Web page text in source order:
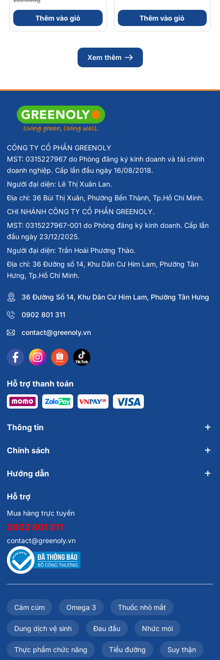
Đối tượng sử dụng
Phù hợp cho mọi loại da, đặc biệt là da thường đến da
khô/hỗn hợp thiên khô.
Có thể sử dụng cho da mặt và toàn thân. Thích hợp sử
dụng hàng ngày và trong các hoạt động ngoài trời.
Hướng dẫn sử dụng
• Dùng sau bước dưỡng da buổi sáng, lấy một lượng vừa
đủ ra tay và dàn đều lên toàn bộ khuôn mặt và vùng da
cần được bảo vệ. Để đạt hiệu quả cao nhất, nên thoa lại
sau khi tiếp xúc nhiều với nước hoặc lau bằng khăn lau.
• Lượng sử dụng: 2mg/1cm2 da
• Thích hợp sử dụng hàng ngày và trong các hoạt động
ngoài trời.
• Có thể dùng làm lớp lót trang điểm bảo vệ da.
• Dễ dàng làm sạch với sữa rửa mặt.
Bảo quản ở nơi khô ráo, thoáng mát, tránh ánh nắng trực
tiếp.
Mua chính hãng ở đâu?
và làm đẹp chính hãng của các nhãn hàng uy tín trên thế
giới, bạn có thể đặt hàng bằng cách:
- Thêm vào giỏ hàng hoặc Mua ngay trên trang thông tin
sản phẩm.
- Gọi điện thoại hoặc nhắn tin qua Zalo:
56gram 82kcal
Thêm vào giỏ
30 Viên
Thêm vào giỏ
Xem thêm
CÔNG TY CỔ PHẦN GREENOLY
MST: 0315227967 do Phòng đăng ký kinh doanh và tài chính
doanh nghiệp. Cấp lần đầu ngày 16/08/2018.
Người đại diện: Lê Thị Xuân Lan.
Địa chỉ: 36 Bùi Thị Xuân, Phường Bến Thành, Tp.Hồ Chí Minh.
CHI NHÁNH CÔNG TY CỔ PHẦN GREENOLY.
MST: 0315227967-001 do Phòng đăng ký kinh doanh. Cấp lần
đầu ngày 23/12/2025.
Người đại diện: Trần Hoài Phương Thảo.
Địa chỉ: 36 Đường số 14, Khu Dân Cư Him Lam, Phường Tân
Hưng, Tp.Hồ Chí Minh.
36 Đường Số 14, Khu Dân Cư Him Lam, Phường Tân Hưng
0902 801 311
contact@greenoly.vn
Hỗ trợ thanh toán
Thông tin
Chính sách
Hướng dẫn
Hỗ trợ
Mua hàng trực tuyến
0902 801 311
contact@greenoly.vn
Cảm cúm Omega 3 Thuốc nhỏ mắt
Dung dịch vệ sinh Đau đầu Nhức mỏi
Thực phẩm chức năng Tiểu đường Suy thận